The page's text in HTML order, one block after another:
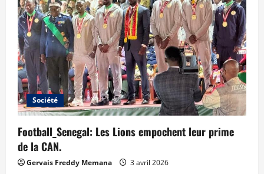
Société
Football_Senegal: Les Lions empochent leur prime
de la CAN.
Gervais Freddy Memana 3 avril 2026